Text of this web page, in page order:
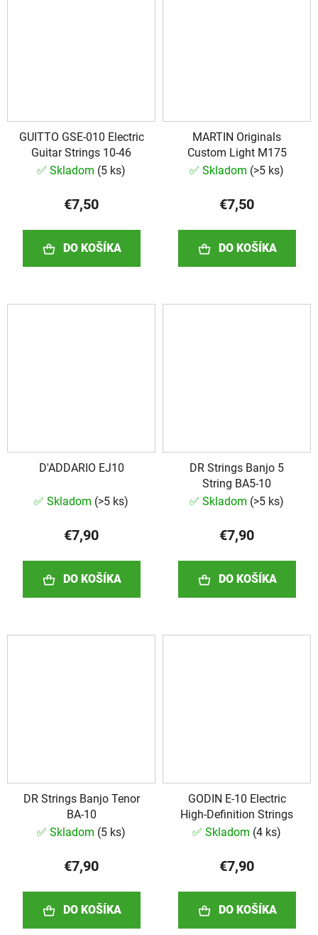
GUITTO GSE-010 Electric
Guitar Strings 10-46
✅ Skladom (5 ks)
€7,50
DO KOŠÍKA
MARTIN Originals
Custom Light M175
✅ Skladom (>5 ks)
€7,50
DO KOŠÍKA
D'ADDARIO EJ10
✅ Skladom (>5 ks)
€7,90
DO KOŠÍKA
DR Strings Banjo 5
String BA5-10
✅ Skladom (>5 ks)
€7,90
DO KOŠÍKA
DR Strings Banjo Tenor
BA-10
✅ Skladom (5 ks)
€7,90
DO KOŠÍKA
GODIN E-10 Electric
High-Definition Strings
✅ Skladom (4 ks)
€7,90
DO KOŠÍKA